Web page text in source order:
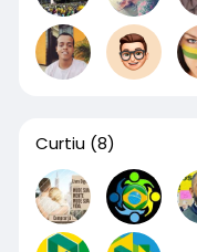
Curtiu (8)